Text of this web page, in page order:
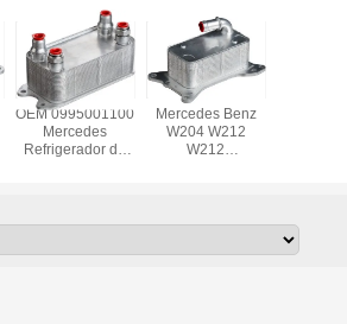
2721880001
Reemplazo del
enfriador del
El refrigerador de
aceite de
Mercedes
SLK350